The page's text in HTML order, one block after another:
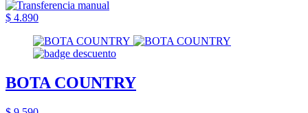
$ 4.890
BOTA COUNTRY